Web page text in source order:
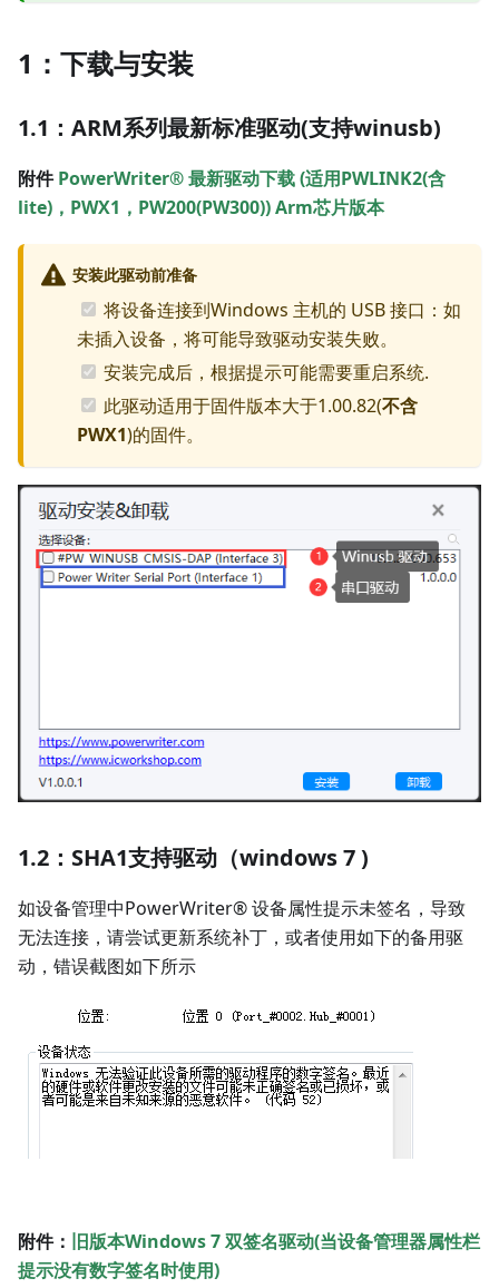
1：下载与安装
1.1：ARM系列最新标准驱动(支持winusb)
附件 PowerWriter® 最新驱动下载 (适用PWLINK2(含
lite)，PWX1，PW200(PW300)) Arm芯片版本
安装此驱动前准备
将设备连接到Windows 主机的 USB 接口：如
未插入设备，将可能导致驱动安装失败。
安装完成后，根据提示可能需要重启系统.
此驱动适用于固件版本大于1.00.82(不含
PWX1)的固件。
1.2：SHA1支持驱动（windows 7 )
如设备管理中PowerWriter® 设备属性提示未签名，导致
无法连接，请尝试更新系统补丁，或者使用如下的备用驱
动，错误截图如下所示
附件： 旧版本Windows 7 双签名驱动(当设备管理器属性栏
提示没有数字签名时使用)